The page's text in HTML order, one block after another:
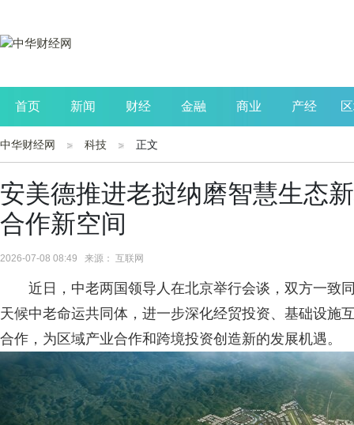
首页 新闻 财经 金融 商业 产经
公司 生活 读书
中华财经网 科技 正文
安美德推进老挝纳磨智慧生态
合作新空间
2026-07-08 08:49 来源： 互联网
近日，中老两国领导人在北京举行会谈，双方一致
天候中老命运共同体，进一步深化经贸投资、基础设施
合作，为区域产业合作和跨境投资创造新的发展机遇。